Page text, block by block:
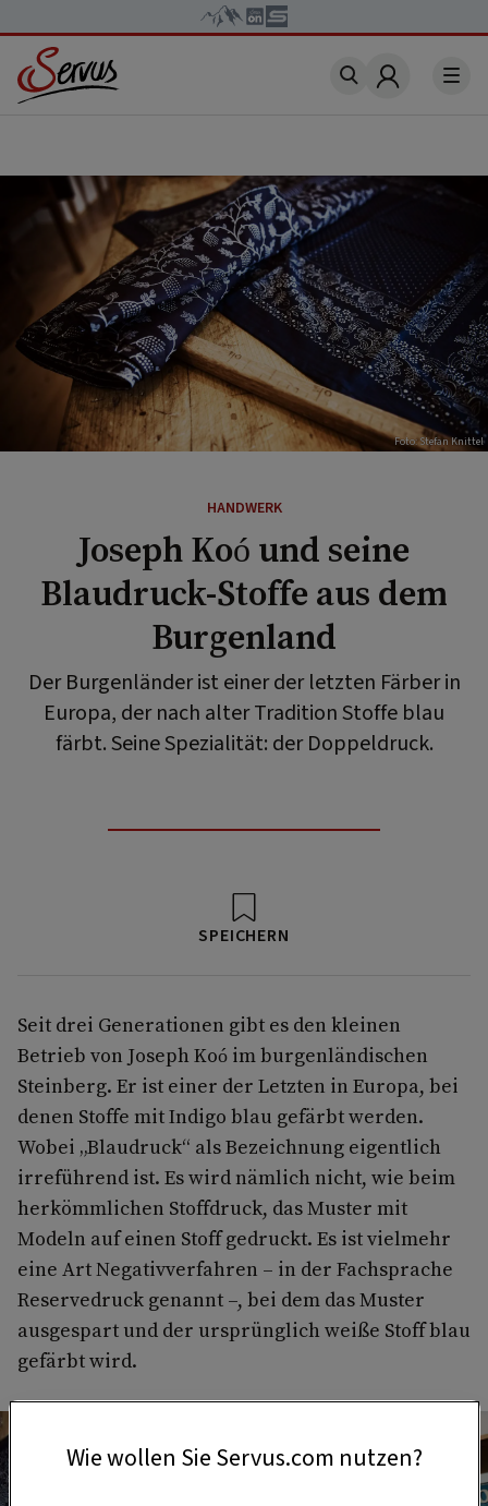
Account
Foto: Stefan Knittel
HANDWERK
Joseph Koó und seine
Blaudruck-Stoffe aus dem
Burgenland
Der Burgenländer ist einer der letzten Färber in
Europa, der nach alter Tradition Stoffe blau
färbt. Seine Spezialität: der Doppeldruck.
SPEICHERN
Seit drei Generationen gibt es den kleinen
Betrieb von Joseph Koó im burgenländischen
Steinberg. Er ist einer der Letzten in Europa, bei
denen Stoffe mit Indigo blau gefärbt werden.
Wobei „Blaudruck“ als Bezeichnung eigentlich
irreführend ist. Es wird nämlich nicht, wie beim
herkömmlichen Stoffdruck, das Muster mit
Modeln auf einen Stoff gedruckt. Es ist vielmehr
eine Art Negativverfahren – in der Fachsprache
Reservedruck genannt –, bei dem das Muster
ausgespart und der ursprünglich weiße Stoff blau
gefärbt wird.
Wie wollen Sie Servus.com nutzen?